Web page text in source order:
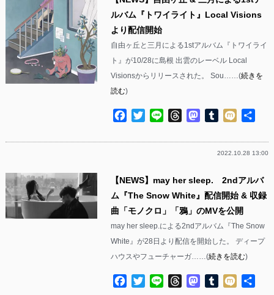
ルバム『トワイライト』Local Visions
より配信開始
自由ヶ丘と三月による1stアルバム『トワイライ
ト』が10/28に島根 出雲のレーベル Local
Visionsからリリースされた。 Sou……(続きを
読む)
Facebook
TwitterLine ThreadsMastodon
Tumblr
Mixi
2022.10.28 13:00
【NEWS】may her sleep. 2ndアルバ
ム『The Snow White』配信開始 & 収録
曲「モノクロ」「鴉」のMVを公開
may her sleep.による2ndアルバム『The Snow
White』が28日より配信を開始した。 ディープ
ハウスやフューチャーガ……(続きを読む)
Facebook
TwitterLine ThreadsMastodon
Tumblr
Mixi